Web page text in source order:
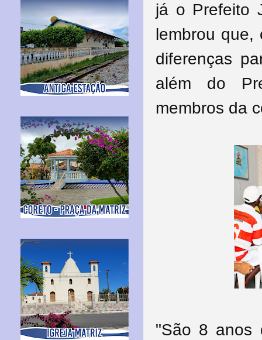
já o Prefeito
lembrou
diferenças
além do
membros da
"São 8 anos